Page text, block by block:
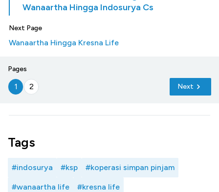
Wanaartha Hingga Indosurya Cs
Next Page
Wanaartha Hingga Kresna Life
Pages
1 2 Next
Tags
#indosurya #ksp #koperasi simpan pinjam
#wanaartha life #kresna life